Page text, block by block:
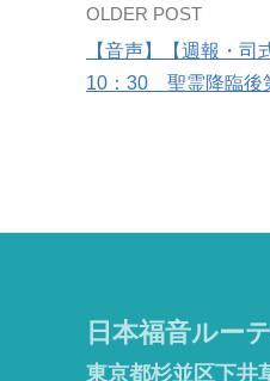
Post
navigation
OLDER POST
【音声】【週報・司
10：30 聖霊降臨後
日本福音ルー
東京都杉並区下井